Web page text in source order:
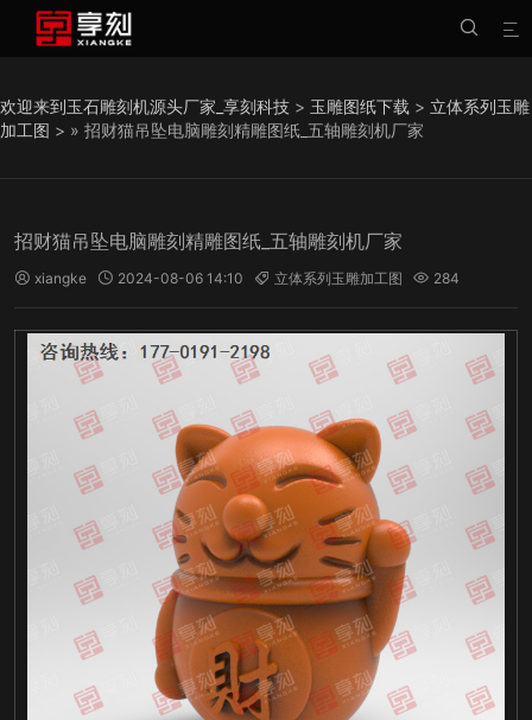


欢迎来到玉石雕刻机源头厂家_享刻科技 > 玉雕图纸下载 > 立体系列玉雕
加工图 > » 招财猫吊坠电脑雕刻精雕图纸_五轴雕刻机厂家
招财猫吊坠电脑雕刻精雕图纸_五轴雕刻机厂家
 xiangke  2024-08-06 14:10  立体系列玉雕加工图  284